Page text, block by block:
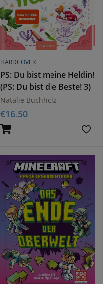
HARDCOVER
PS: Du bist meine Heldin!
(PS: Du bist die Beste! 3)
Natalie Buchholz
€16.50